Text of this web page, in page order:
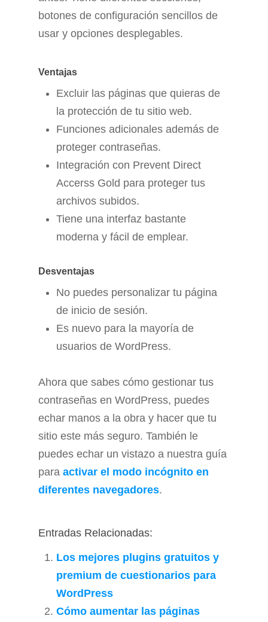
botones de configuración sencillos de
usar y opciones desplegables.
Ventajas
Excluir las páginas que quieras de
la protección de tu sitio web.
Funciones adicionales además de
proteger contraseñas.
Integración con Prevent Direct
Accerss Gold para proteger tus
archivos subidos.
Tiene una interfaz bastante
moderna y fácil de emplear.
Desventajas
No puedes personalizar tu página
de inicio de sesión.
Es nuevo para la mayoría de
usuarios de WordPress.
Ahora que sabes cómo gestionar tus
contraseñas en WordPress, puedes
echar manos a la obra y hacer que tu
sitio este más seguro. También le
puedes echar un vistazo a nuestra guía
para activar el modo incógnito en
diferentes navegadores.
Entradas Relacionadas:
Los mejores plugins gratuitos y
premium de cuestionarios para
WordPress
Cómo aumentar las páginas